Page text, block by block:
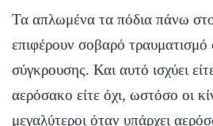
Τα απλωμένα τα πόδια πάνω
επιφέρουν σοβαρό τραυματισμό
σύγκρουσης. Και αυτό ισχύει
αερόσακο είτε όχι, ωστόσο οι
μεγαλύτεροι όταν υπάρχει